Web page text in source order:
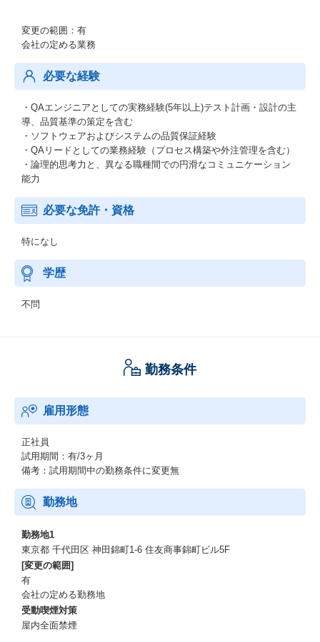
変更の範囲：有
会社の定める業務
必要な経験
・QAエンジニアとしての実務経験(5年以上)テスト計画・設計の主
導、品質基準の策定を含む
・ソフトウェアおよびシステムの品質保証経験
・QAリードとしての業務経験（プロセス構築や外注管理を含む）
・論理的思考力と、異なる職種間での円滑なコミュニケーション
能力
必要な免許・資格
特になし
学歴
不問
勤務条件
雇用形態
正社員
試用期間：有/3ヶ月
備考：試用期間中の勤務条件に変更無
勤務地
勤務地1
東京都 千代田区 神田錦町1-6 住友商事錦町ビル5F
[変更の範囲]
有
会社の定める勤務地
受動喫煙対策
屋内全面禁煙